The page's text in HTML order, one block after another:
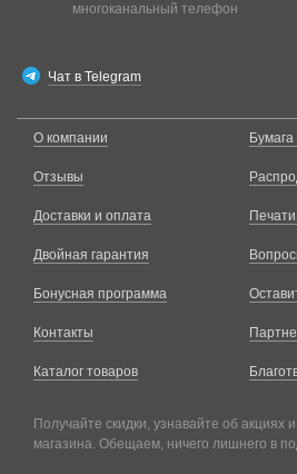
многоканальный телефон
Чат в Telegram
О компании
Отзывы
Доставки и оплата
Двойная гарантия
Бонусная программа
Контакты
Каталог товаров
Получайте скидки, узнавайте об акциях
магазина. Обещаем, ничего лишнего в